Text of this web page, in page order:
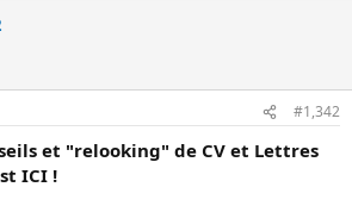
#1,342
et "relooking" de CV et Lettres
ICI !